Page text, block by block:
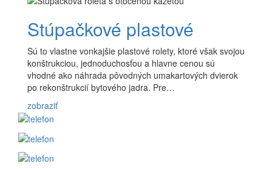
Stúpačkové plastové
Sú to vlastne vonkajšie plastové rolety, ktoré však svojou
konštrukciou, jednoduchosťou a hlavne cenou sú
vhodné ako náhrada pôvodných umakartových dvierok
po rekonštrukcií bytového jadra. Pre…
zobraziť